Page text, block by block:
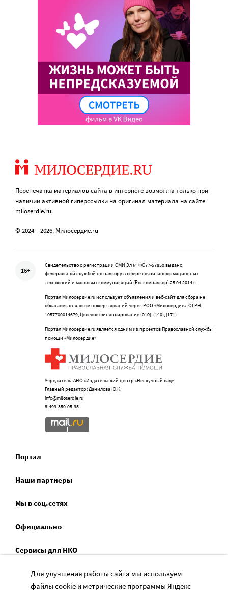
Перепечатка материалов сайта в интернете возможна только при
наличии активной гиперссылки на оригинал материала на сайте
miloserdie.ru
© 2024 – 2026. Милосердие.ru
16+
Свидетельство о регистрации СМИ Эл № ФС77-57850 выдано
федеральной службой по надзору в сфере связи, информационных
технологий и массовых коммуникаций (Роскомнадзор) 25.04.2014 г.
Портал Милосердие.ru использует объявления и веб-сайт для сбора не
облагаемых налогом пожертвований через РОО «Милосердие», ОГРН
1057700014679, Целевое финансирование (010), (140), (171)
Портал Милосердие.ru является одним из проектов Православной службы
помощи «Милосердие»
Учредитель: АНО «Издательский центр «Нескучный сад»
Главный редактор: Данилова Ю.К.
info@miloserdie.ru
8-499-350-05-95
Портал
Наши партнеры
Мы в соц.сетях
Официально
Сервисы для НКО
Спецпроекты
Для улучшения работы сайта мы используем
файлы cookie и метрические программы Яндекс